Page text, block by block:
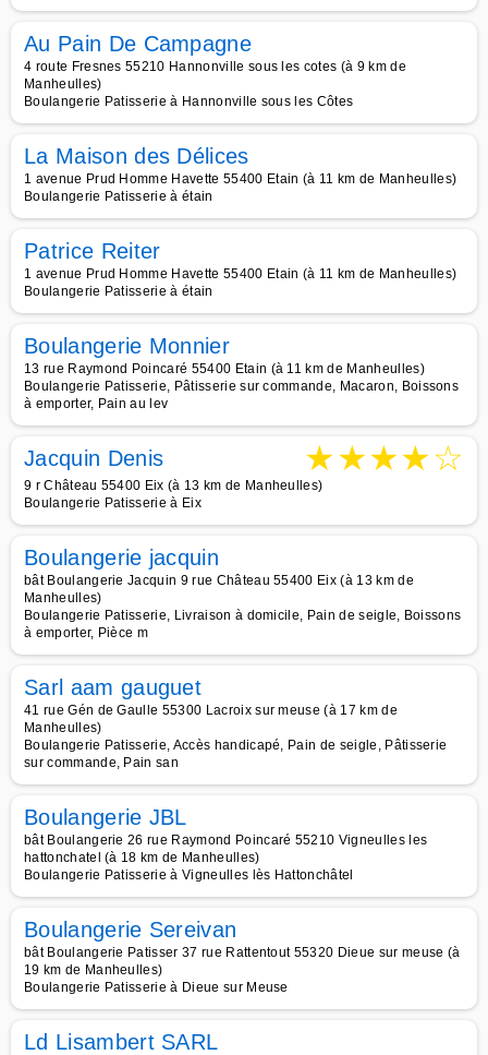
Au Pain De Campagne
4 route Fresnes 55210 Hannonville sous les cotes (à 9 km de
Manheulles)
Boulangerie Patisserie à Hannonville sous les Côtes
La Maison des Délices
1 avenue Prud Homme Havette 55400 Etain (à 11 km de Manheulles)
Boulangerie Patisserie à étain
Patrice Reiter
1 avenue Prud Homme Havette 55400 Etain (à 11 km de Manheulles)
Boulangerie Patisserie à étain
Boulangerie Monnier
13 rue Raymond Poincaré 55400 Etain (à 11 km de Manheulles)
Boulangerie Patisserie, Pâtisserie sur commande, Macaron, Boissons
à emporter, Pain au lev
Jacquin Denis ★★★★☆
9 r Château 55400 Eix (à 13 km de Manheulles)
Boulangerie Patisserie à Eix
Boulangerie jacquin
bât Boulangerie Jacquin 9 rue Château 55400 Eix (à 13 km de
Manheulles)
Boulangerie Patisserie, Livraison à domicile, Pain de seigle, Boissons
à emporter, Pièce m
Sarl aam gauguet
41 rue Gén de Gaulle 55300 Lacroix sur meuse (à 17 km de
Manheulles)
Boulangerie Patisserie, Accès handicapé, Pain de seigle, Pâtisserie
sur commande, Pain san
Boulangerie JBL
bât Boulangerie 26 rue Raymond Poincaré 55210 Vigneulles les
hattonchatel (à 18 km de Manheulles)
Boulangerie Patisserie à Vigneulles lès Hattonchâtel
Boulangerie Sereivan
bât Boulangerie Patisser 37 rue Rattentout 55320 Dieue sur meuse (à
19 km de Manheulles)
Boulangerie Patisserie à Dieue sur Meuse
Ld Lisambert SARL